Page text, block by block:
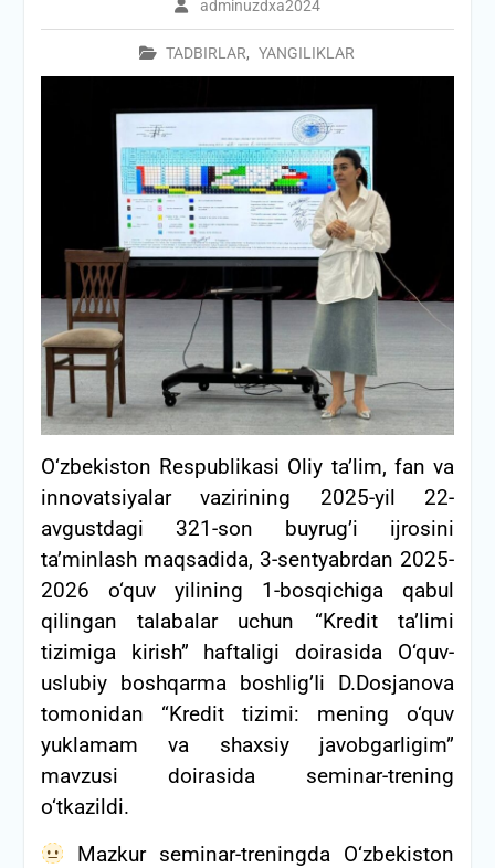
adminuzdxa2024
TADBIRLAR, YANGILIKLAR
O‘zbekiston Respublikasi Oliy ta’lim, fan va
innovatsiyalar vazirining 2025-yil 22-
avgustdagi 321-son buyrug’i ijrosini
ta’minlash maqsadida, 3-sentyabrdan 2025-
2026 o‘quv yilining 1-bosqichiga qabul
qilingan talabalar uchun “Kredit ta’limi
tizimiga kirish” haftaligi doirasida O‘quv-
uslubiy boshqarma boshlig’Ii D.Dosjanova
tomonidan “Kredit tizimi: mening o‘quv
yuklamam va shaxsiy javobgarligim”
mavzusi doirasida seminar-trening
o‘tkazildi.
Mazkur seminar-treningda O‘zbekiston